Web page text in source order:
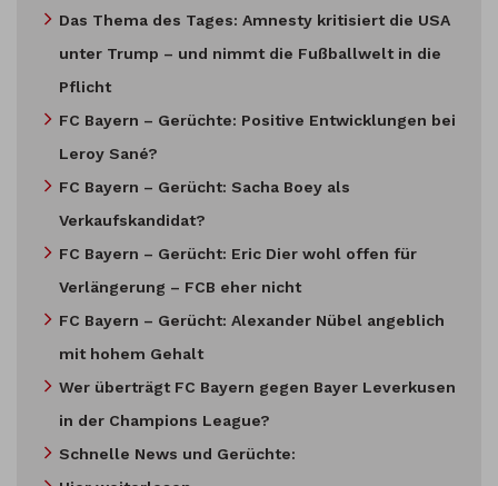
Das Thema des Tages: Amnesty kritisiert die USA
unter Trump – und nimmt die Fußballwelt in die
Pflicht
FC Bayern – Gerüchte: Positive Entwicklungen bei
Leroy Sané?
FC Bayern – Gerücht: Sacha Boey als
Verkaufskandidat?
FC Bayern – Gerücht: Eric Dier wohl offen für
Verlängerung – FCB eher nicht
FC Bayern – Gerücht: Alexander Nübel angeblich
mit hohem Gehalt
Wer überträgt FC Bayern gegen Bayer Leverkusen
in der Champions League?
Schnelle News und Gerüchte: